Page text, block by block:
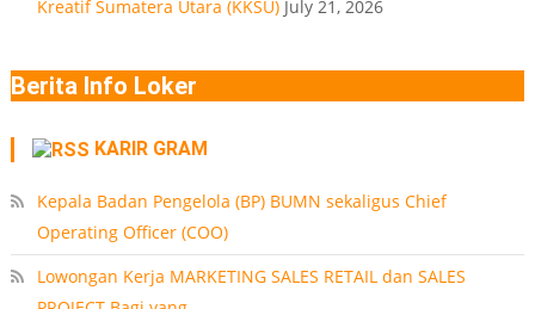
Kreatif Sumatera Utara (KKSU) July 21, 2026
Berita Info Loker
KARIR GRAM
Kepala Badan Pengelola (BP) BUMN sekaligus Chief
Operating Officer (COO)
Lowongan Kerja MARKETING SALES RETAIL dan SALES